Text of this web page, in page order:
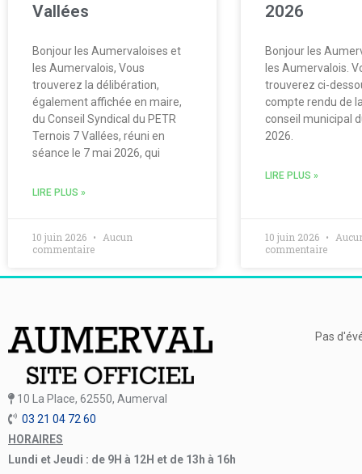
Vallées
Bonjour les Aumervaloises et
les Aumervalois, Vous
trouverez la délibération,
également affichée en maire,
du Conseil Syndical du PETR
Ternois 7 Vallées, réuni en
séance le 7 mai 2026, qui
LIRE PLUS »
10 juin 2026
Aucun
commentaire
2026
Bonjour les
les Aumervalois.
trouverez ci-
compte rendu de
conseil municipal
2026.
LIRE PLUS »
10 juin 2026
commentaire
10 La Place, 62550, Aumerval
03 21 04 72 60
HORAIRES
Lundi et Jeudi : de 9H à 12H et de 13h à 16h
Pas